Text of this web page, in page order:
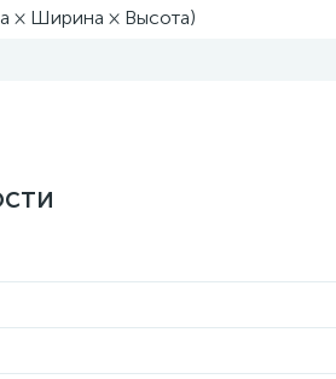
× Ширина × Высота)